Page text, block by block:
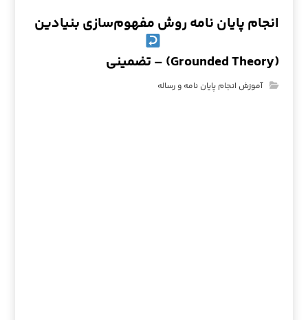
انجام پایان نامه روش مفهوم‌سازی بنیادین
(Grounded Theory) – تضمینی
آموزش انجام پایان نامه و رساله